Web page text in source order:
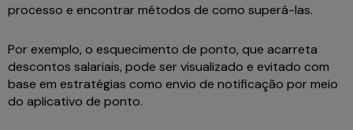
processo e encontrar métodos de como superá-las.
Por exemplo, o esquecimento de ponto, que acarreta
descontos salariais, pode ser visualizado e evitado com
base em estratégias como envio de notificação por meio
do aplicativo de ponto.